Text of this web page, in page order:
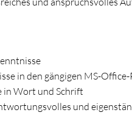
in den gängigen MS-
in Wort und Schrift
und